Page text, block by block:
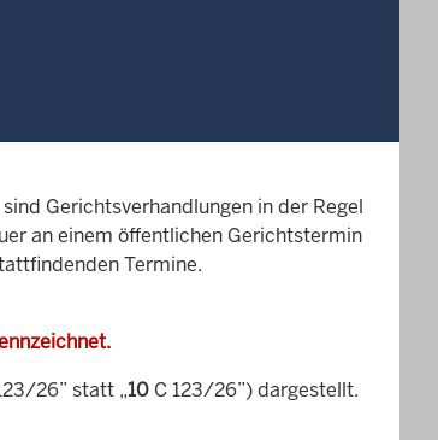
Gerichtsverhandlungen in der Regel
an einem öffentlichen Gerichtstermin
Termine.
26” statt „10 C 123/26”) dargestellt.